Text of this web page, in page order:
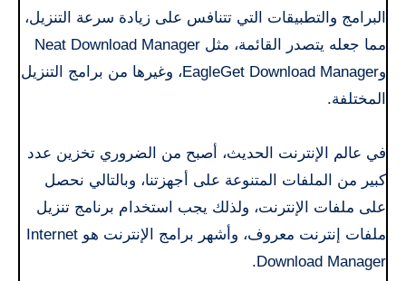
البرامج والتطبيقات التي تتنافس على زيادة سرعة التنزيل،
مما جعله يتصدر القائمة، مثل Neat Download Manager
وEagleGet Download Manager، وغيرها من برامج التنزيل
المختلفة.
في عالم الإنترنت الحديث، أصبح من الضروري تخزين عدد
كبير من الملفات المتنوعة على أجهزتنا، وبالتالي نحصل
على ملفات الإنترنت، ولذلك يجب استخدام برنامج تنزيل
ملفات إنترنت معروف، وأشهر برامج الإنترنت هو Internet
Download Manager.